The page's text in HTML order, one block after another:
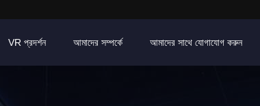
VR প্রদর্শন আমাদের সম্পর্কে আমাদের সাথে যোগাযোগ করুন